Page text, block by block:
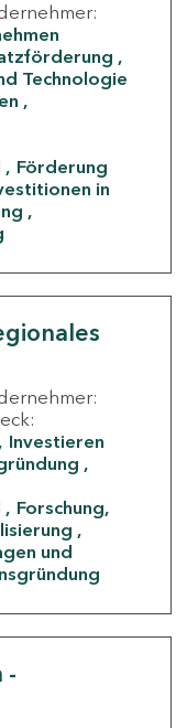
Technologie
Förderung
in
Investieren
Forschung,
und
-